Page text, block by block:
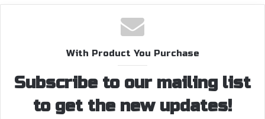
With Product You Purchase
Subscribe to our mailing list
to get the new updates!